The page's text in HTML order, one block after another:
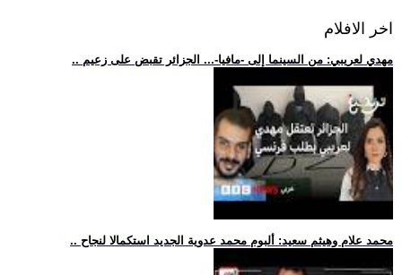
اخر الافلام
.. مهدي لعريبي: من السينما إلى -مافيا-... الجزائر تقبض على زعيم
.. محمد علام وهيثم سعيد: ألبوم محمد عدوية الجديد استكمالا لنجاح